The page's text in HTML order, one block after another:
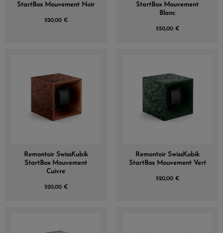
StartBox Mouvement Noir
520,00 €
StartBox Mouvement
Blanc
550,00 €
Remontoir SwissKubik
StartBox Mouvement
Cuivre
520,00 €
Remontoir SwissKubik
StartBox Mouvement Vert
520,00 €